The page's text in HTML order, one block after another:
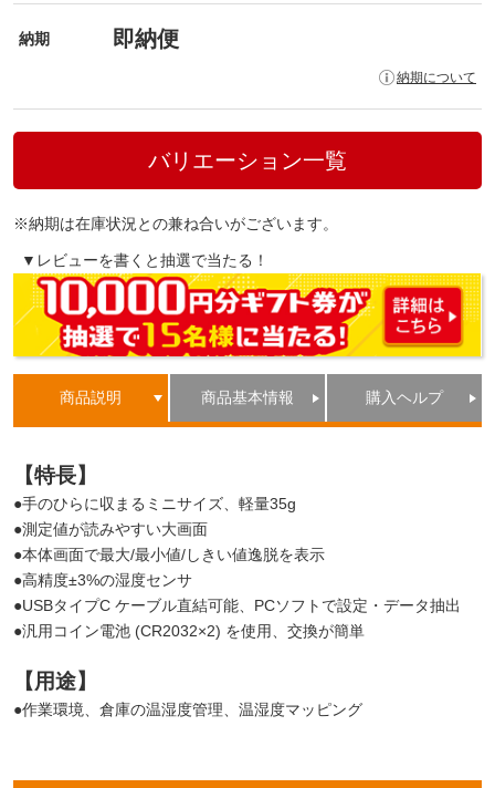
納期 即納便
納期について
バリエーション一覧
※納期は在庫状況との兼ね合いがございます。
▼レビューを書くと抽選で当たる！
商品説明 商品基本情報 購入ヘルプ
【特長】
●手のひらに収まるミニサイズ、軽量35g
●測定値が読みやすい大画面
●本体画面で最大/最小値/しきい値逸脱を表示
●高精度±3%の湿度センサ
●USBタイプC ケーブル直結可能、PCソフトで設定・データ抽出
●汎用コイン電池 (CR2032×2) を使用、交換が簡単
【用途】
●作業環境、倉庫の温湿度管理、温湿度マッピング